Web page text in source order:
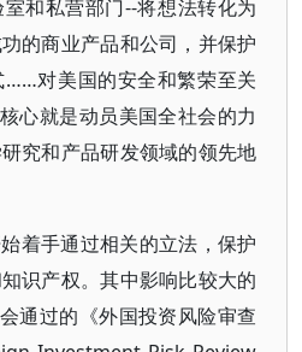
和私营部门--将想法转化为
的商业产品和公司，并保护
……对美国的安全和繁荣至关
心就是动员美国全社会的力
究和产品研发领域的领先地
着手通过相关的立法，保护
识产权。其中影响比较大的
通过的《外国投资风险审查